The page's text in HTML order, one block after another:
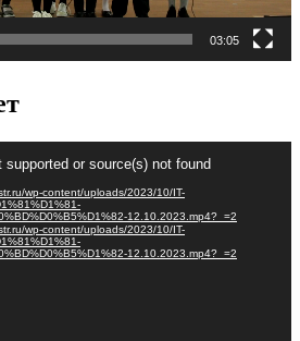
03:05
supported or source(s) not found
wp-content/uploads/2023/10/IT-
12.10.2023.mp4?_=2
wp-content/uploads/2023/10/IT-
12.10.2023.mp4?_=2